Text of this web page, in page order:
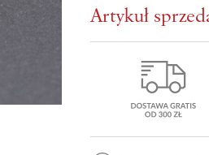
Artykuł